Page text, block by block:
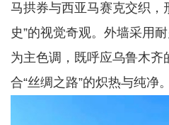
马拱券与西亚马赛克交织，
史”的视觉奇观。外墙采用
为主色调，既呼应乌鲁木齐
合“丝绸之路”的炽热与纯净。